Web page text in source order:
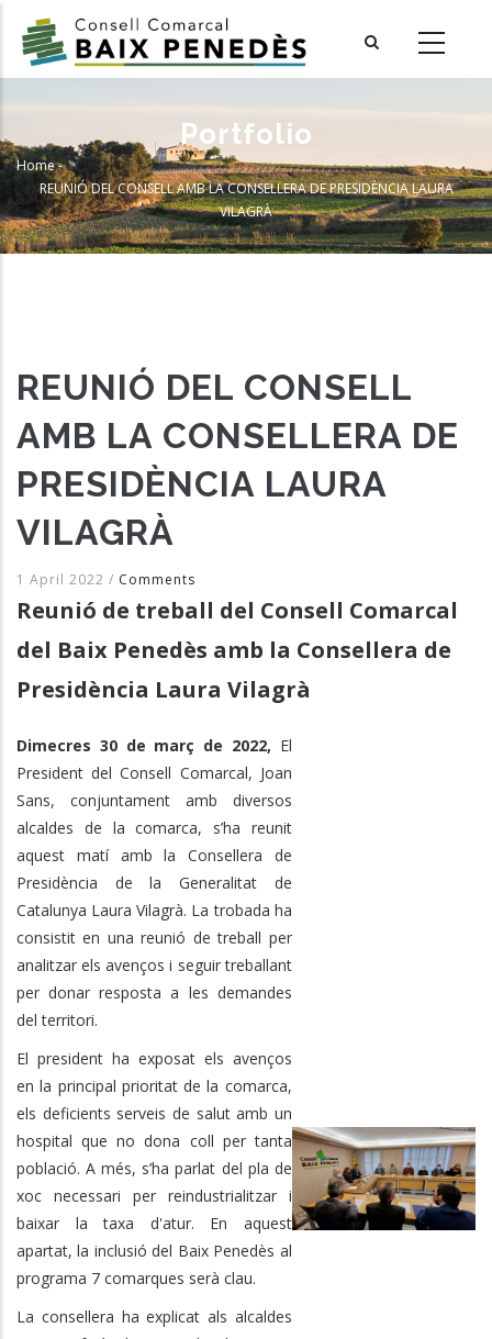
main
Portfolio
Breadcrumb
Home-
REUNIÓ DEL CONSELL AMB LA CONSELLERA DE PRESIDÈNCIA LAURA
VILAGRÀ
REUNIÓ DEL CONSELL
AMB LA CONSELLERA DE
PRESIDÈNCIA LAURA
VILAGRÀ
1 April 2022 / Comments
Reunió de treball del Consell Comarcal
del Baix Penedès amb la Consellera de
Presidència Laura Vilagrà
Dimecres 30 de març de 2022, El
President del Consell Comarcal, Joan
Sans, conjuntament amb diversos
alcaldes de la comarca, s’ha reunit
aquest matí amb la Consellera de
Presidència de la Generalitat de
Catalunya Laura Vilagrà. La trobada ha
consistit en una reunió de treball per
analitzar els avenços i seguir treballant
per donar resposta a les demandes
del territori.
El president ha exposat els avenços
en la principal prioritat de la comarca,
els deficients serveis de salut amb un
hospital que no dona coll per tanta
població. A més, s’ha parlat del pla de
xoc necessari per reindustrialitzar i
baixar la taxa d'atur. En aquest
apartat, la inclusió del Baix Penedès al
programa 7 comarques serà clau.
La consellera ha explicat als alcaldes